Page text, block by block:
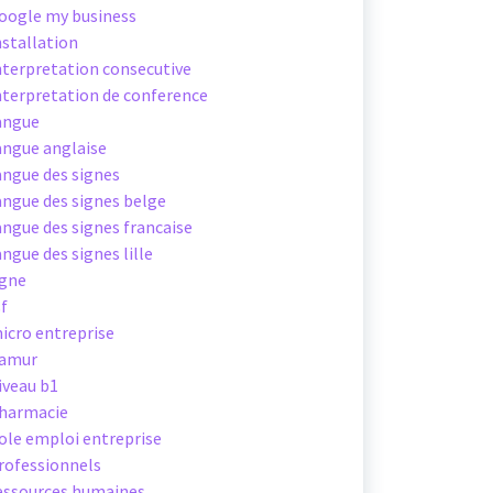
my business
consecutive
de conference
anglaise
des signes
des signes belge
des signes francaise
des signes lille
entreprise
b1
emploi entreprise